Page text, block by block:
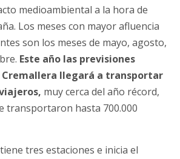
medioambiental a la hora de
Los meses con mayor afluencia
son los meses de mayo, agosto,
Este año las previsiones
Cremallera llegará a transportar
muy cerca del año récord,
transportaron hasta 700.000
tres estaciones e inicia el